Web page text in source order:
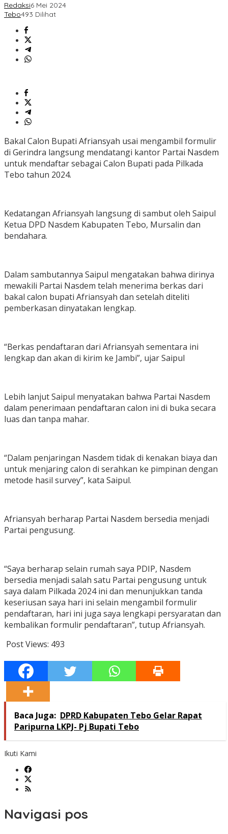
Redaksi6 Mei 2024
Tebo493 Dilihat
Bakal Calon Bupati Afriansyah usai mengambil formulir
di Gerindra langsung mendatangi kantor Partai Nasdem
untuk mendaftar sebagai Calon Bupati pada Pilkada
Tebo tahun 2024.
Kedatangan Afriansyah langsung di sambut oleh Saipul
Ketua DPD Nasdem Kabupaten Tebo, Mursalin dan
bendahara.
Dalam sambutannya Saipul mengatakan bahwa dirinya
mewakili Partai Nasdem telah menerima berkas dari
bakal calon bupati Afriansyah dan setelah diteliti
pemberkasan dinyatakan lengkap.
“Berkas pendaftaran dari Afriansyah sementara ini
lengkap dan akan di kirim ke Jambi”, ujar Saipul
Lebih lanjut Saipul menyatakan bahwa Partai Nasdem
dalam penerimaan pendaftaran calon ini di buka secara
luas dan tanpa mahar.
“Dalam penjaringan Nasdem tidak di kenakan biaya dan
untuk menjaring calon di serahkan ke pimpinan dengan
metode hasil survey”, kata Saipul.
Afriansyah berharap Partai Nasdem bersedia menjadi
Partai pengusung.
“Saya berharap selain rumah saya PDIP, Nasdem
bersedia menjadi salah satu Partai pengusung untuk
saya dalam Pilkada 2024 ini dan menunjukkan tanda
keseriusan saya hari ini selain mengambil formulir
pendaftaran, hari ini juga saya lengkapi persyaratan dan
kembalikan formulir pendaftaran”, tutup Afriansyah.
Post Views: 493
Baca Juga: DPRD Kabupaten Tebo Gelar Rapat
Paripurna LKPJ- Pj Bupati Tebo
Ikuti Kami
Navigasi pos